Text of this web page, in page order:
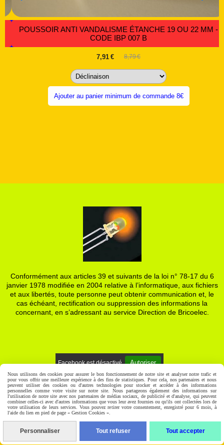
POUSSOIR ANTI VANDALISME ÉTANCHE 19 OU 22 MM -
CODE IBP 007 B
7,91 € 8,79€
Ajouter au panier minimum de commande 8€
Conformément aux articles 39 et suivants de la loi n° 78-17 du 6
janvier 1978 modifiée en 2004 relative à l’informatique, aux fichiers
et aux libertés, toute personne peut obtenir communication et, le
cas échéant, rectification ou suppression des informations la
concernant, en s’adressant au service Direction de Bricoelec.
Facebook est désactivé. Autoriser
Mentions Légales Gestion cookies Mon Compte
Nous utilisons des cookies pour assurer le bon fonctionnement de notre site et analyser notre trafic et
pour vous offrir une meilleure expérience à des fins de statistiques. Pour cela, nos partenaires et nous
peuvent utiliser des cookies ou d'autres technologies pour stocker et accéder à des informations
personnelles comme votre visite sur notre site. Nous partageons également des informations sur
l'utilisation de notre site avec nos partenaires de médias sociaux, de publicité et d'analyse, qui peuvent
combiner celles-ci avec d'autres informations que vous leur avez fournies ou qu'ils ont collectées lors de
votre utilisation de leurs services. Vous pouvez retirer votre consentement, enregistré pour 6 mois, à
l'aide du lien en pied de page « Gestion Cookies ».
Personnaliser Tout refuser Tout accepter